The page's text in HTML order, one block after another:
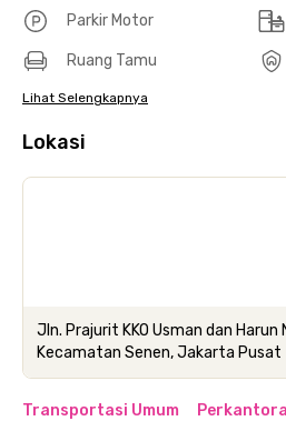
Parkir Motor
Ruang Tamu
Lihat Selengkapnya
Lokasi
Jln. Prajurit KKO Usman dan Harun
Kecamatan Senen, Jakarta Pusat
Transportasi Umum